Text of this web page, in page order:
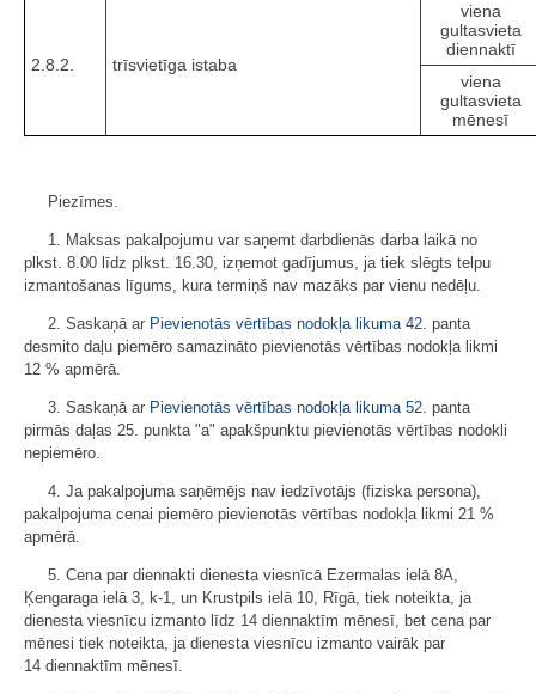
2.8.2. trīsvietīga istaba
viena
gultasvieta
diennaktī
viena
gultasvieta
mēnesī
Piezīmes.
1. Maksas pakalpojumu var saņemt darbdienās darba laikā no
plkst. 8.00 līdz plkst. 16.30, izņemot gadījumus, ja tiek slēgts telpu
izmantošanas līgums, kura termiņš nav mazāks par vienu nedēļu.
2. Saskaņā ar Pievienotās vērtības nodokļa likuma 42. panta
desmito daļu piemēro samazināto pievienotās vērtības nodokļa likmi
12 % apmērā.
3. Saskaņā ar Pievienotās vērtības nodokļa likuma 52. panta
pirmās daļas 25. punkta "a" apakšpunktu pievienotās vērtības nodokli
nepiemēro.
4. Ja pakalpojuma saņēmējs nav iedzīvotājs (fiziska persona),
pakalpojuma cenai piemēro pievienotās vērtības nodokļa likmi 21 %
apmērā.
5. Cena par diennakti dienesta viesnīcā Ezermalas ielā 8A,
Ķengaraga ielā 3, k-1, un Krustpils ielā 10, Rīgā, tiek noteikta, ja
dienesta viesnīcu izmanto līdz 14 diennaktīm mēnesī, bet cena par
mēnesi tiek noteikta, ja dienesta viesnīcu izmanto vairāk par
14 diennaktīm mēnesī.